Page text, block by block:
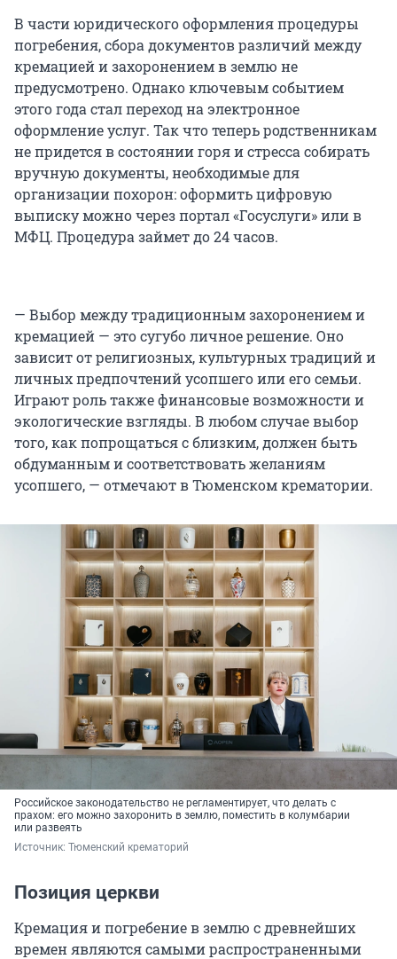
В части юридического оформления процедуры
погребения, сбора документов различий между
кремацией и захоронением в землю не
предусмотрено. Однако ключевым событием
этого года стал переход на электронное
оформление услуг. Так что теперь родственникам
не придется в состоянии горя и стресса собирать
вручную документы, необходимые для
организации похорон: оформить цифровую
выписку можно через портал «Госуслуги» или в
МФЦ. Процедура займет до 24 часов.
— Выбор между традиционным захоронением и
кремацией — это сугубо личное решение. Оно
зависит от религиозных, культурных традицийи
личных предпочтений усопшего или его семьи.
Играют роль также финансовые возможности и
экологические взгляды. В любом случае выбор
того, как попрощаться с близким, должен быть
обдуманным и соответствовать желаниям
усопшего, — отмечают в Тюменском крематории.
Российское законодательство не регламентирует, что делать с
прахом: его можно захоронить в землю, поместить в колумбарии
или развеять
Источник: Тюменский крематорий
Позиция церкви
Кремация и погребение в землю с древнейших
времен являются самыми распространенными